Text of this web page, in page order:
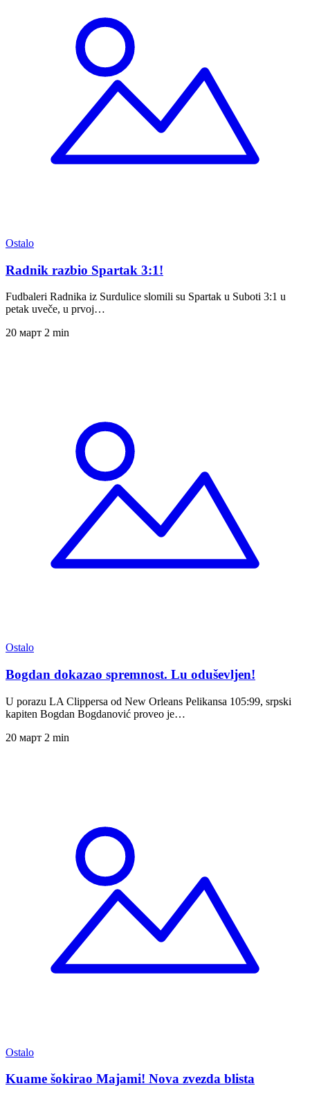
Ostalo
Radnik razbio Spartak 3:1!
Fudbaleri Radnika iz Surdulice slomili su Spartak u Suboti 3:1 u
petak uveče, u prvoj…
20 март 2 min
Ostalo
Bogdan dokazao spremnost. Lu oduševljen!
U porazu LA Clippersa od New Orleans Pelikansa 105:99, srpski
kapiten Bogdan Bogdanović proveo je…
20 март 2 min
Ostalo
Kuame šokirao Majami! Nova zvezda blista